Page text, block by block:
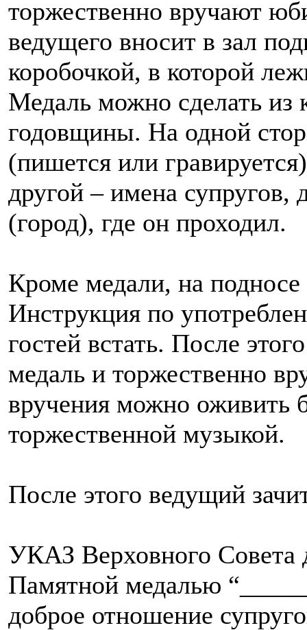
торжественно вручают
ведущего вносит в зал
коробочкой, в которой
Медаль можно сделать из
годовщины. На одной
(пишется или
другой – имена супругов,
(город), где он проходил.
Кроме медали, на
Инструкция по
гостей встать. После
медаль и торжественно
вручения можно оживить
торжественной музыкой.
После этого ведущий
УКАЗ Верховного Совета
Памятной медалью
доброе отношение